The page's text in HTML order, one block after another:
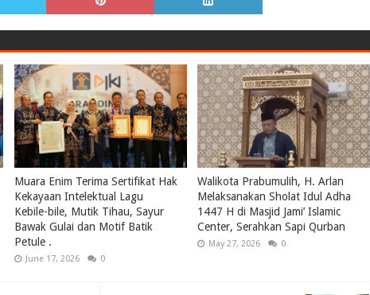
Muara Enim Terima Sertifikat Hak
Kekayaan Intelektual Lagu
Kebile-bile, Mutik Tihau, Sayur
Bawak Gulai dan Motif Batik
Petule .
June 17, 2026 0
Walikota Prabumulih, H. Arlan
Melaksanakan Sholat Idul Adha
1447 H di Masjid Jami’ Islamic
Center, Serahkan Sapi Qurban
May 27, 2026 0